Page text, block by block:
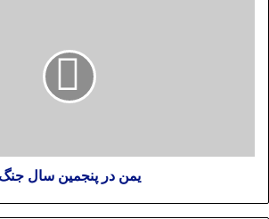
یمن در پنجمین سال جنگ